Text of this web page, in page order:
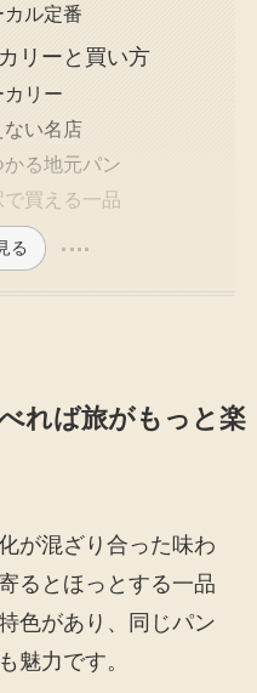
ル定番
リーと買い方
リー
い名店
る地元パン
買える一品
る
れば旅がもっと楽
が混ざり合った味わ
るとほっとする一品
色があり、同じパン
魅力です。